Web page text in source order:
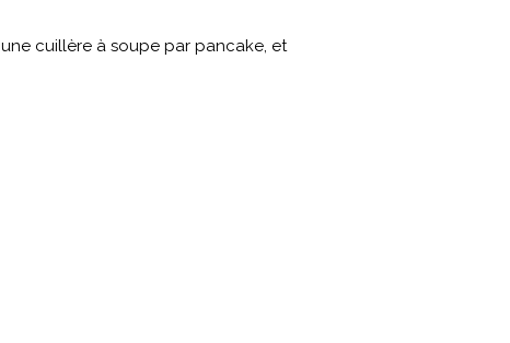
cuillère à soupe par pancake, et